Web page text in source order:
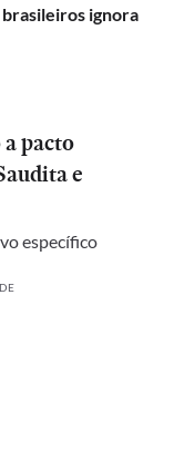
ignora
pacto
e
específico